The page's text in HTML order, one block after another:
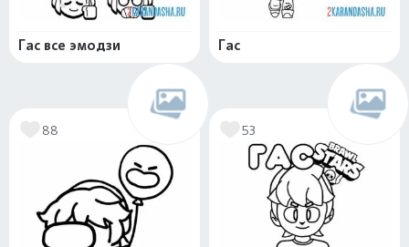
Гас все эмодзи Гас
88 53